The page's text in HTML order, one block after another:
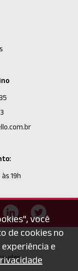
19h
você
de cookies no
e